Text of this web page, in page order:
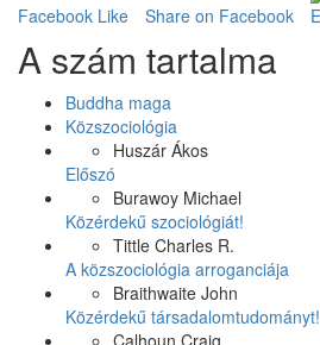
Facebook Like
Share on Facebook
A szám tartalma
Buddha maga
Közszociológia
Huszár Ákos
Előszó
Burawoy Michael
Közérdekű szociológiát!
Tittle Charles R.
A közszociológia arroganciája
Braithwaite John
Közérdekű társadalomtudományt!
Calhoun Craig